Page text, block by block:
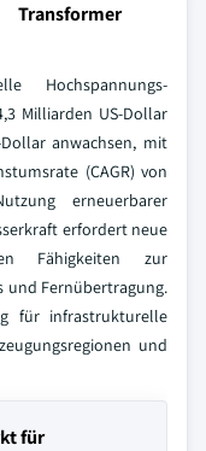
Hochspannungs-
Milliarden US-Dollar
anwachsen, mit
(CAGR) von
erneuerbarer
erfordert neue
Fähigkeiten zur
und Fernübertragung.
für infrastrukturelle
und
für